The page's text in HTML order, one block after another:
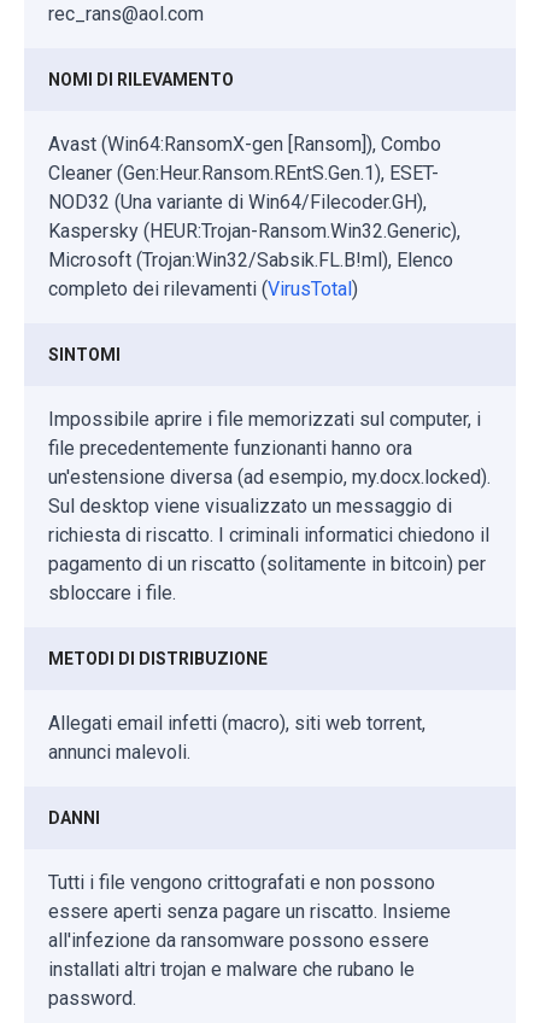
rec_rans@aol.com
NOMI DI RILEVAMENTO
Avast (Win64:RansomX-gen [Ransom]), Combo
Cleaner (Gen:Heur.Ransom.REntS.Gen.1), ESET-
NOD32 (Una variante di Win64/Filecoder.GH),
Kaspersky (HEUR:Trojan-Ransom.Win32.Generic),
Microsoft (Trojan:Win32/Sabsik.FL.B!ml), Elenco
completo dei rilevamenti (VirusTotal)
SINTOMI
Impossibile aprire i file memorizzati sul computer, i
file precedentemente funzionanti hanno ora
un'estensione diversa (ad esempio, my.docx.locked).
Sul desktop viene visualizzato un messaggio di
richiesta di riscatto. I criminali informatici chiedono il
pagamento di un riscatto (solitamente in bitcoin) per
sbloccare i file.
METODI DI DISTRIBUZIONE
Allegati email infetti (macro), siti web torrent,
annunci malevoli.
DANNI
Tutti i file vengono crittografati e non possono
essere aperti senza pagare un riscatto. Insieme
all'infezione da ransomware possono essere
installati altri trojan e malware che rubano le
password.